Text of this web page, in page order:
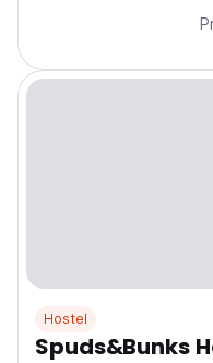
Hostel
Spuds&Bunks